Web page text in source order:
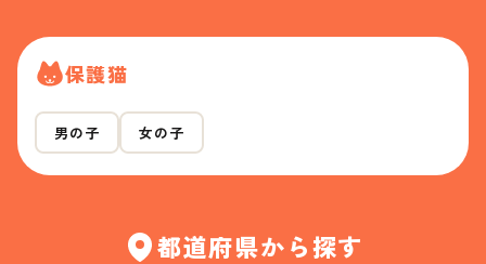
保護猫
男の子 女の子
都道府県から探す